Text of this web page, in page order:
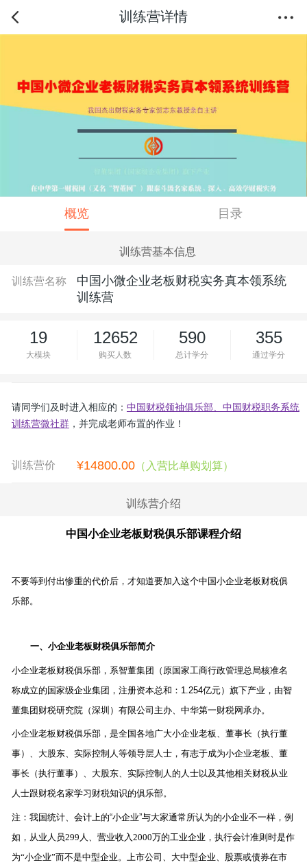
训练营详情
概览 目录
训练营基本信息
训练营名称
中国小微企业老板财税实务真本领系统
训练营
19
大模块
12652
购买人数
590
总计学分
355
通过学分
请同学们及时进入相应的： 中国财税领袖俱乐部、中国财税职务系统
训练营微社群，并完成老师布置的作业！
训练营价 ¥14800.00（入营比单购划算）
训练营介绍
中国小企业老板财税俱乐部课程介绍
不要等到付出惨重的代价后，才知道要加入这个中国小企业老板财税俱
乐部。
一、小企业老板财税俱乐部简介
小企业老板财税俱乐部，系智董集团（原国家工商行政管理总局核准名
称成立的国家级企业集团，注册资本总和：1.254亿元）旗下产业，由智
董集团财税研究院（深圳）有限公司主办、中华第一财税网承办。
小企业老板财税俱乐部，是全国各地广大小企业老板、董事长（执行董
事）、大股东、实际控制人等领导层人士，有志于成为小企业老板、董
事长（执行董事）、大股东、实际控制人的人士以及其他相关财税从业
人士跟财税名家学习财税知识的俱乐部。
注：我国统计、会计上的“小企业”与大家通常所认为的小企业不一样，例
如，从业人员299人、营业收入2000万的工业企业，执行会计准则时是作
为“小企业”而不是中型企业。上市公司、大中型企业、股票或债券在市